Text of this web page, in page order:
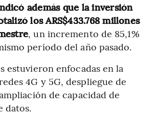
además que la inversión
los ARS$433.768 millones
, un incremento de 85,1%
período del año pasado.
estuvieron enfocadas en la
4G y 5G, despliegue de
de capacidad de
datos.